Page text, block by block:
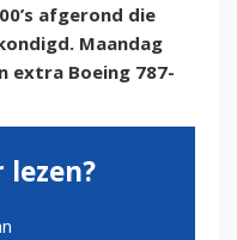
afgerond die
Maandag
extra Boeing 787-